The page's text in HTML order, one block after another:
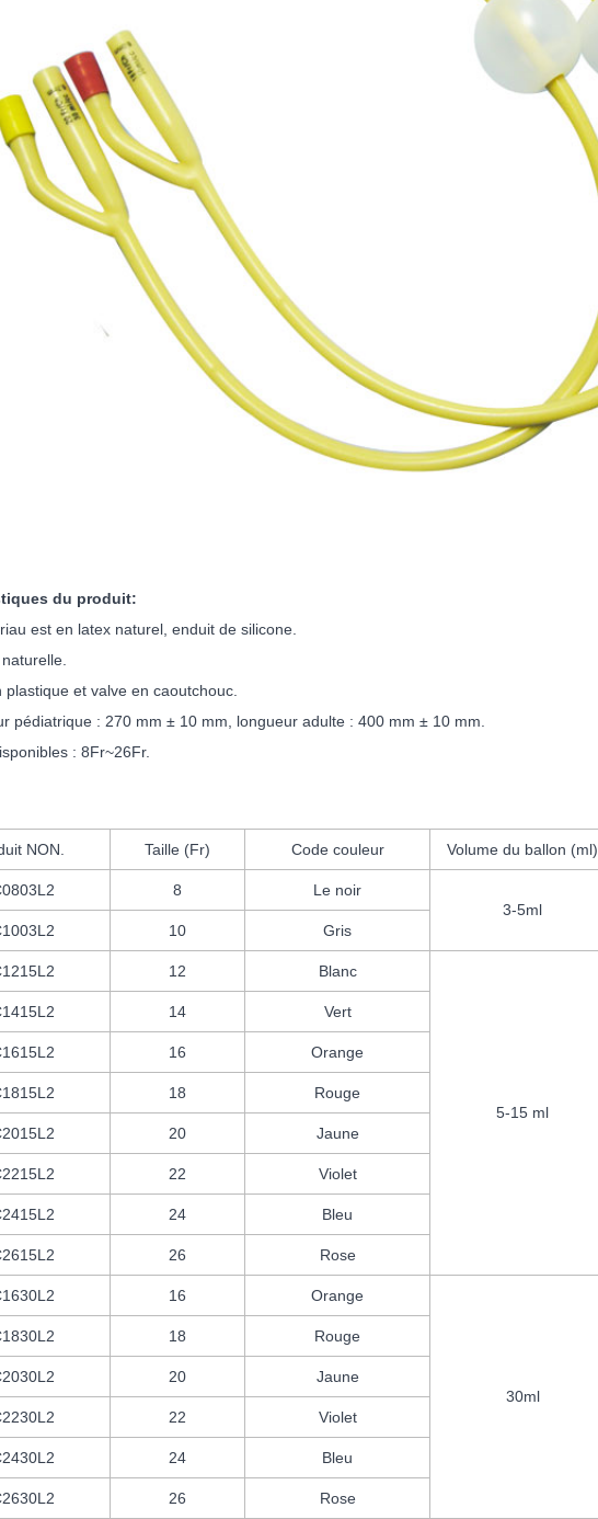
du produit:
est en latex naturel, enduit de silicone.
plastique et valve en caoutchouc.
pédiatrique : 270 mm ± 10 mm, longueur adulte : 400 mm ± 10 mm.
: 8Fr~26Fr.
NON. Taille (Fr) Code couleur Volume du ballon (ml)
8
Le noir
3-5ml
10 Gris
12 Blanc
5-15 ml
14 Vert
16 Orange
18 Rouge
20 Jaune
22 Violet
24 Bleu
26 Rose
16 Orange
30ml
18 Rouge
20 Jaune
22 Violet
24 Bleu
26 Rose